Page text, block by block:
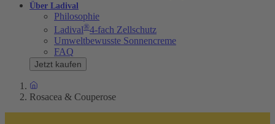
Über Ladival
Philosophie
Ladival®4-fach Zellschutz
Umweltbewusste Sonnencreme
FAQ
Jetzt kaufen
Rosacea & Couperose